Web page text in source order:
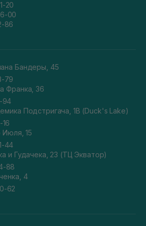
20
00
86
Бандеры, 45
79
Франка, 36
94
Подстригача, 1В (Duck's Lake)
Июля, 15
44
и Гудачека, 23 (ТЦ Экватор)
88
4
62